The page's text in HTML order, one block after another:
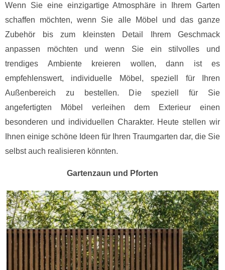
Wenn Sie eine einzigartige Atmosphäre in Ihrem Garten
schaffen möchten, wenn Sie alle Möbel und das ganze
Zubehör bis zum kleinsten Detail Ihrem Geschmack
anpassen möchten und wenn Sie ein stilvolles und
trendiges Ambiente kreieren wollen, dann ist es
empfehlenswert, individuelle Möbel, speziell für Ihren
Außenbereich zu bestellen. Die speziell für Sie
angefertigten Möbel verleihen dem Exterieur einen
besonderen und individuellen Charakter. Heute stellen wir
Ihnen einige schöne Ideen für Ihren Traumgarten dar, die Sie
selbst auch realisieren könnten.
Gartenzaun und Pforten